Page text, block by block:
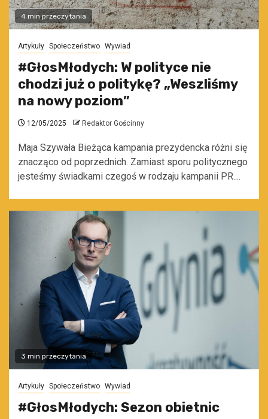
4 min przeczytania
Artykuły Społeczeństwo Wywiad
#GłosMłodych: W polityce nie
chodzi już o politykę? „Weszliśmy
na nowy poziom”
12/05/2025 Redaktor Gościnny
Maja Szywała Bieżąca kampania prezydencka różni się
znacząco od poprzednich. Zamiast sporu politycznego
jesteśmy świadkami czegoś w rodzaju kampanii PR....
3 min przeczytania
Artykuły Społeczeństwo Wywiad
#GłosMłodych: Sezon obietnic